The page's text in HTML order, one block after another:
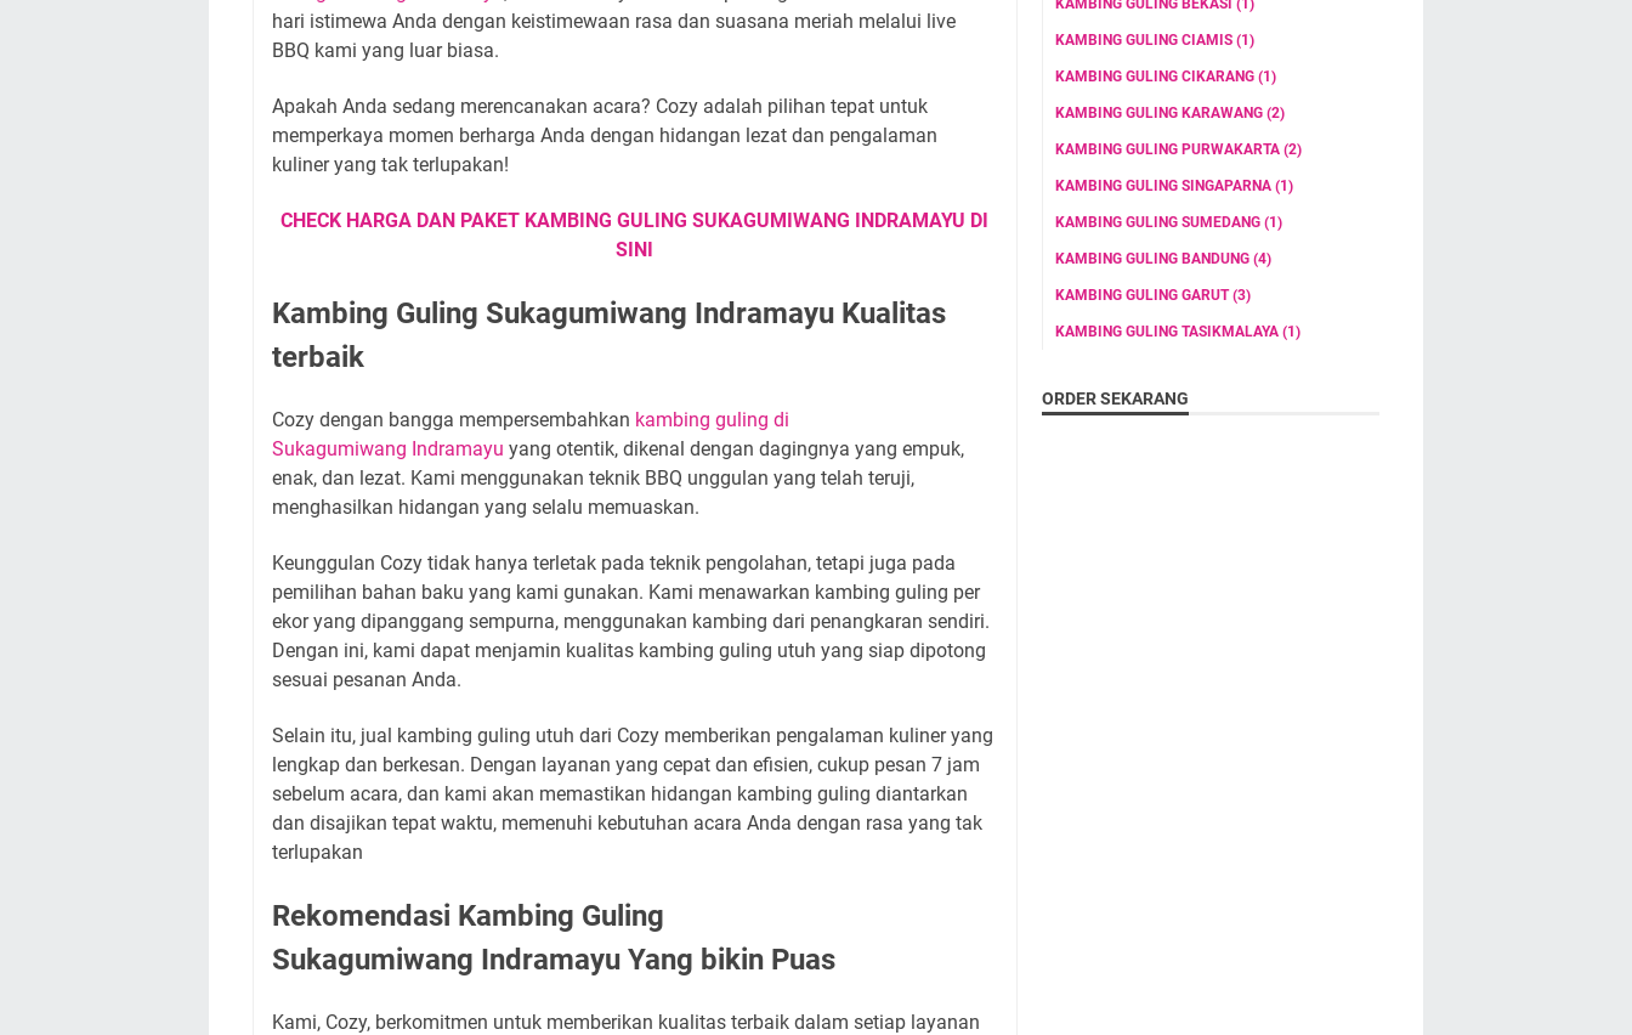
hari istimewa Anda dengan keistimewaan rasa dan suasana meriah melalui live
BBQ kami yang luar biasa.
Apakah Anda sedang merencanakan acara? Cozy adalah pilihan tepat untuk
memperkaya momen berharga Anda dengan hidangan lezat dan pengalaman
kuliner yang tak terlupakan!
CHECK HARGA DAN PAKET KAMBING GULING SUKAGUMIWANG INDRAMAYU DI
SINI
Kambing Guling Sukagumiwang Indramayu Kualitas
terbaik
Cozy dengan bangga mempersembahkan kambing guling di
Sukagumiwang Indramayu yang otentik, dikenal dengan dagingnya yang empuk,
enak, dan lezat. Kami menggunakan teknik BBQ unggulan yang telah teruji,
menghasilkan hidangan yang selalu memuaskan.
Keunggulan Cozy tidak hanya terletak pada teknik pengolahan, tetapi juga pada
pemilihan bahan baku yang kami gunakan. Kami menawarkan kambing guling per
ekor yang dipanggang sempurna, menggunakan kambing dari penangkaran sendiri.
Dengan ini, kami dapat menjamin kualitas kambing guling utuh yang siap dipotong
sesuai pesanan Anda.
Selain itu, jual kambing guling utuh dari Cozy memberikan pengalaman kuliner yang
lengkap dan berkesan. Dengan layanan yang cepat dan efisien, cukup pesan 7 jam
sebelum acara, dan kami akan memastikan hidangan kambing guling diantarkan
dan disajikan tepat waktu, memenuhi kebutuhan acara Anda dengan rasa yang tak
terlupakan
Rekomendasi Kambing Guling
Sukagumiwang Indramayu Yang bikin Puas
Kami, Cozy, berkomitmen untuk memberikan kualitas terbaik dalam setiap layanan
KAMBING GULING BEKASI (1)
KAMBING GULING CIAMIS (1)
KAMBING GULING CIKARANG (1)
KAMBING GULING KARAWANG (2)
KAMBING GULING PURWAKARTA (2)
KAMBING GULING SINGAPARNA (1)
KAMBING GULING SUMEDANG (1)
KAMBING GULING BANDUNG (4)
KAMBING GULING GARUT(3)
KAMBING GULING TASIKMALAYA (1)
ORDER SEKARANG